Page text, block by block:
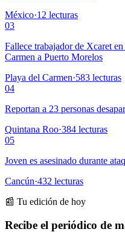
México·12 lecturas
03
Fallece trabajador de Xcaret
Carmen a Puerto Morelos
Playa del Carmen·583 lecturas
04
Reportan a 23 personas
Quintana Roo·384 lecturas
05
Joven es asesinado durante
Cancún·432 lecturas
📰 Tu edición de hoy
Recibe el periódico de